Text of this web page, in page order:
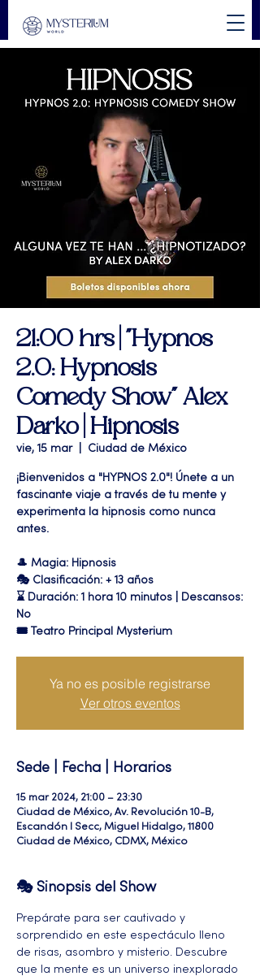
21:00 hrs | "Hypnos
2.0: Hypnosis
Comedy Show" Alex
Darko | Hipnosis
vie, 15 mar
  |
Ciudad de México
¡Bienvenidos a "HYPNOS 2.0"! Únete a un
fascinante viaje a través de tu mente y
experimenta la hipnosis como nunca
antes.
🎩 Magia: Hipnosis
🎭 Clasificación: + 13 años
⌛ Duración: 1 hora 10 minutos | Descansos:
No
🎟 Teatro Principal Mysterium
Ya no es posible registrarse
Ver otros eventos
Sede | Fecha | Horarios
15 mar 2024, 21:00 – 23:30
Ciudad de México, Av. Revolución 10-B,
Escandón I Secc, Miguel Hidalgo, 11800
Ciudad de México, CDMX, México
🎭 Sinopsis del Show
Prepárate para ser cautivado y
sorprendido en este espectáculo lleno
de risas, asombro y misterio. Descubre
que la mente es un universo inexplorado